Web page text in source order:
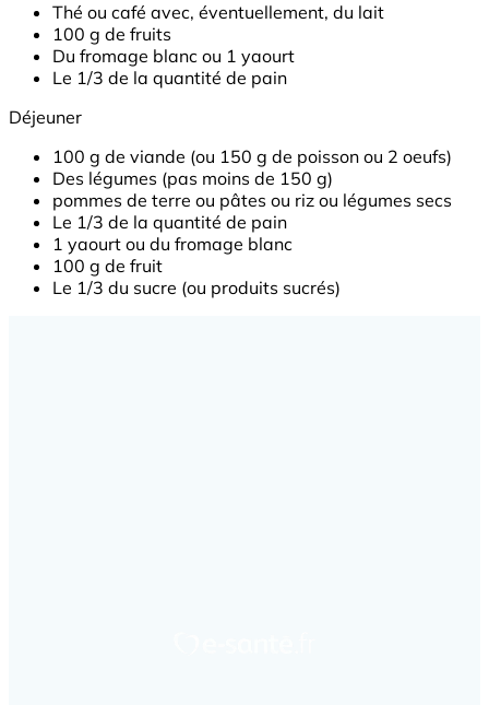
Thé ou café avec, éventuellement, du lait
100 g de fruits
Du fromage blanc ou 1 yaourt
Le 1/3 de la quantité de pain
Déjeuner
100 g de viande (ou 150 g de poisson ou 2 oeufs)
Des légumes (pas moins de 150 g)
pommes de terre ou pâtes ou riz ou légumes secs
Le 1/3 de la quantité de pain
1 yaourt ou du fromage blanc
100 g de fruit
Le 1/3 du sucre (ou produits sucrés)